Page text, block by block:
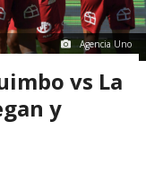
Agencia Uno
vs La
y